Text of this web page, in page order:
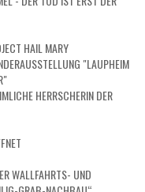
HAIL MARY
"LAUPHEIM
HERRSCHERIN DER
WALLFAHRTS- UND